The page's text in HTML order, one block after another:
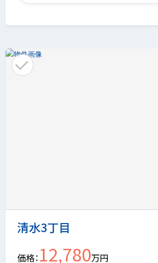
清水3丁目
価格 12,780万円